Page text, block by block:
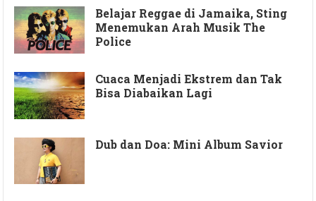
Belajar Reggae di Jamaika, Sting
Menemukan Arah Musik The
Police
Cuaca Menjadi Ekstrem dan Tak
Bisa Diabaikan Lagi
Dub dan Doa: Mini Album Savior